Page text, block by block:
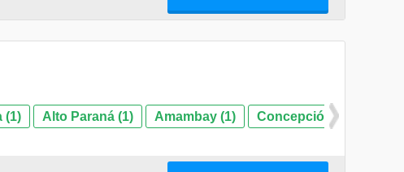
(1) Alto Paraná (1) Amambay (1) Concepción (1)